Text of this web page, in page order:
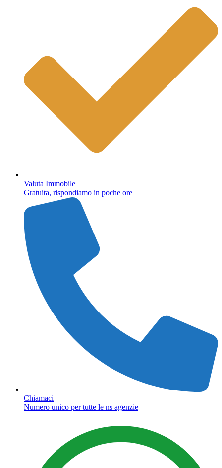
Valuta Immobile
Gratuita, rispondiamo in poche ore
Chiamaci
Numero unico per tutte le ns agenzie